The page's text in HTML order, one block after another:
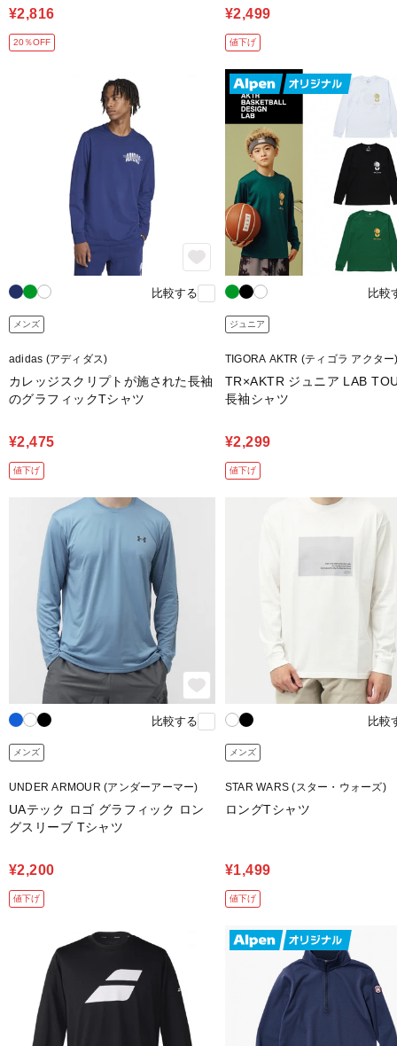
¥2,816
20％OFF
¥2,499
値下げ
比較する
メンズ
adidas (アディダス)
カレッジスクリプトが施された長袖
のグラフィックTシャツ
¥2,475
値下げ
比較
ジュニア
TIGORA AKTR (ティゴラ アクター
TR×AKTR ジュニア LAB
長袖シャツ
¥2,299
値下げ
比較する
メンズ
UNDER ARMOUR (アンダーアーマー)
UAテック ロゴ グラフィック ロン
グスリーブ Tシャツ
¥2,200
値下げ
比較
メンズ
STAR WARS (スター・ウォーズ)
ロングTシャツ
¥1,499
値下げ